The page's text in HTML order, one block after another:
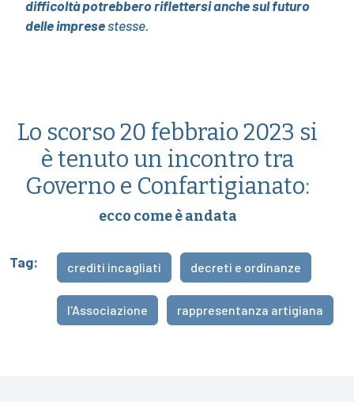
difficoltà potrebbero riflettersi anche sul futuro
delle impresestesse.
Lo scorso 20 febbraio 2023 si
è tenuto un incontro tra
Governo e Confartigianato:
ecco come è andata
Tag: crediti incagliati decreti e ordinanze
l'Associazione rappresentanza artigiana